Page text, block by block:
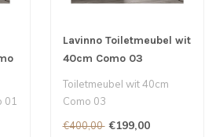
01
Lavinno Toiletmeubel wit
40cm Como 03
Toiletmeubel wit 40cm
Como 03
€400,00 €199,00